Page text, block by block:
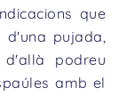
que
pujada,
podreu
amb el